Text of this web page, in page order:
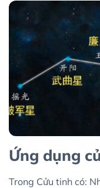
Ứng dụng
Trong Cửu tinh có: